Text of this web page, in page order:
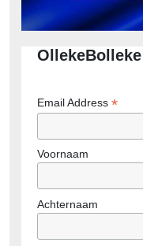
Email Address *
Voornaam
Achternaam